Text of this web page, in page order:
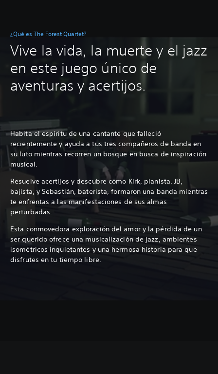
¿Qué es The Forest Quartet?
Vive la vida, la muerte y el jazz
en este juego único de
aventuras y acertijos.
Habita el espíritu de una cantante que falleció
recientemente y ayuda a tus tres compañeros de banda en
su luto mientras recorren un bosque en busca de inspiración
musical.
Resuelve acertijos y descubre cómo Kirk, pianista, JB,
bajista, y Sebastián, baterista, formaron una banda mientras
te enfrentas a las manifestaciones de sus almas
perturbadas.
Esta conmovedora exploración del amor y la pérdida de un
ser querido ofrece una musicalización de jazz, ambientes
isométricos inquietantes y una hermosa historia para que
disfrutes en tu tiempo libre.